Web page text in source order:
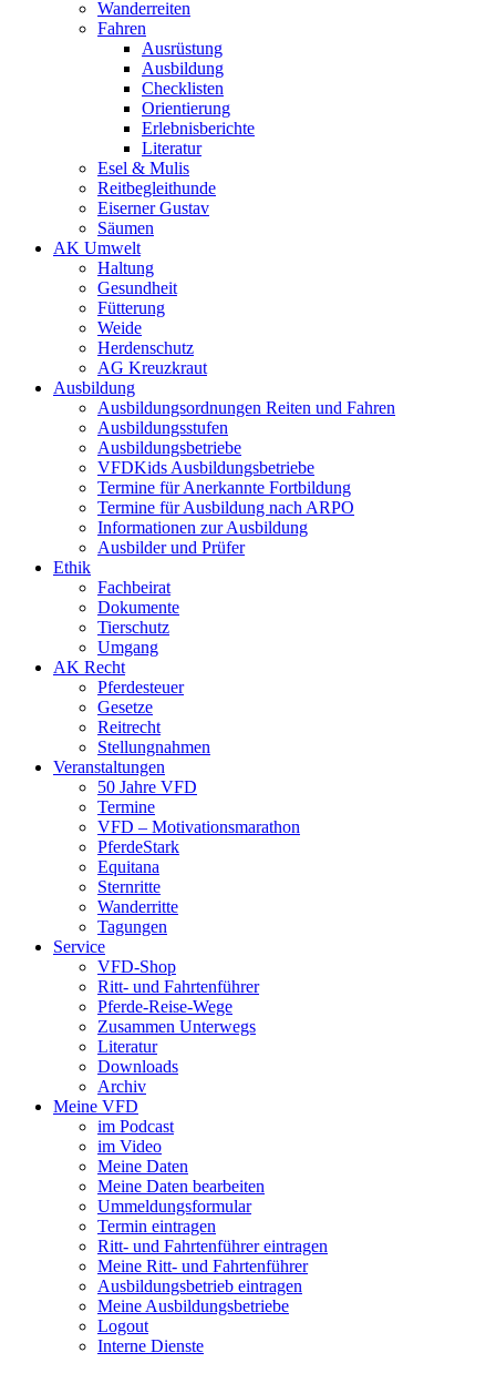
Wanderreiten
Fahren
Ausrüstung
Ausbildung
Checklisten
Orientierung
Erlebnisberichte
Literatur
Esel & Mulis
Reitbegleithunde
Eiserner Gustav
Säumen
AK Umwelt
Haltung
Gesundheit
Fütterung
Weide
Herdenschutz
AG Kreuzkraut
Ausbildung
Ausbildungsordnungen Reiten und Fahren
Ausbildungsstufen
Ausbildungsbetriebe
VFDKids Ausbildungsbetriebe
Termine für Anerkannte Fortbildung
Termine für Ausbildung nach ARPO
Informationen zur Ausbildung
Ausbilder und Prüfer
Ethik
Fachbeirat
Dokumente
Tierschutz
Umgang
AK Recht
Pferdesteuer
Gesetze
Reitrecht
Stellungnahmen
Veranstaltungen
50 Jahre VFD
Termine
VFD – Motivationsmarathon
PferdeStark
Equitana
Sternritte
Wanderritte
Tagungen
Service
VFD-Shop
Ritt- und Fahrtenführer
Pferde-Reise-Wege
Zusammen Unterwegs
Literatur
Downloads
Archiv
Meine VFD
im Podcast
im Video
Meine Daten
Meine Daten bearbeiten
Ummeldungsformular
Termin eintragen
Ritt- und Fahrtenführer eintragen
Meine Ritt- und Fahrtenführer
Ausbildungsbetrieb eintragen
Meine Ausbildungsbetriebe
Logout
Interne Dienste